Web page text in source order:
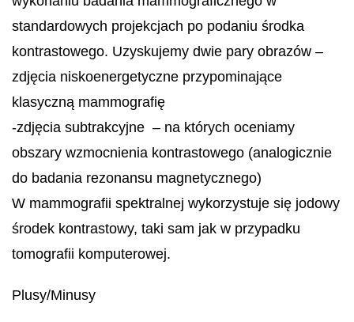
standardowych projekcjach po podaniu środka
kontrastowego. Uzyskujemy dwie pary obrazów –
zdjęcia niskoenergetyczne przypominające
klasyczną mammografię
-zdjęcia subtrakcyjne – na których oceniamy
obszary wzmocnienia kontrastowego (analogicznie
do badania rezonansu magnetycznego)
W mammografii spektralnej wykorzystuje się jodowy
środek kontrastowy, taki sam jak w przypadku
tomografii komputerowej.
Plusy/Minusy